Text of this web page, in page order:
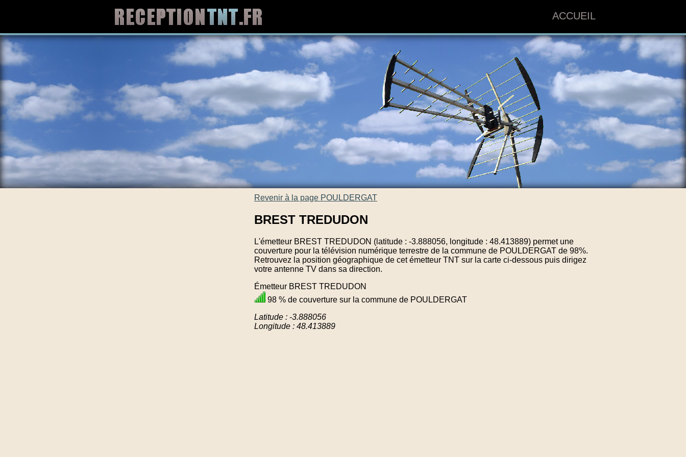
ACCUEIL
Revenir à la page POULDERGAT
BREST TREDUDON
L'émetteur BREST TREDUDON (latitude : -3.888056, longitude : 48.413889) permet une
couverture pour la télévision numérique terrestre de la commune de POULDERGAT de 98%.
Retrouvez la position géographique de cet émetteur TNT sur la carte ci-dessous puis dirigez
votre antenne TV dans sa direction.
Émetteur BREST TREDUDON
98 % de couverture sur la commune de POULDERGAT
Latitude : -3.888056
Longitude : 48.413889